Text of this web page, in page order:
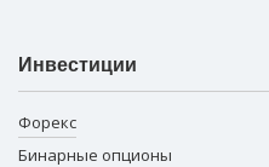
Инвестиции
Форекс
Бинарные опционы